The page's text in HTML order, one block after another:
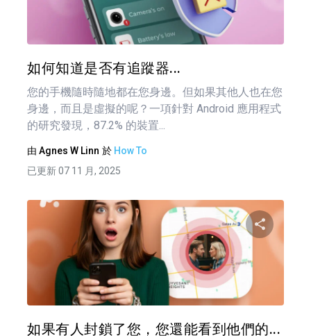
如何知道是否有追蹤器...
您的手機隨時隨地都在您身邊。但如果其他人也在您
身邊，而且是虛擬的呢？一項針對 Android 應用程式
的研究發現，87.2% 的裝置...
由 Agnes W Linn 於 How To
已更新 07 11 月, 2025
如果有人封鎖了您，您還能看到他們的...
文
導